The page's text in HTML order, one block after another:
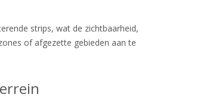
strips, wat de zichtbaarheid,
of afgezette gebieden aan te